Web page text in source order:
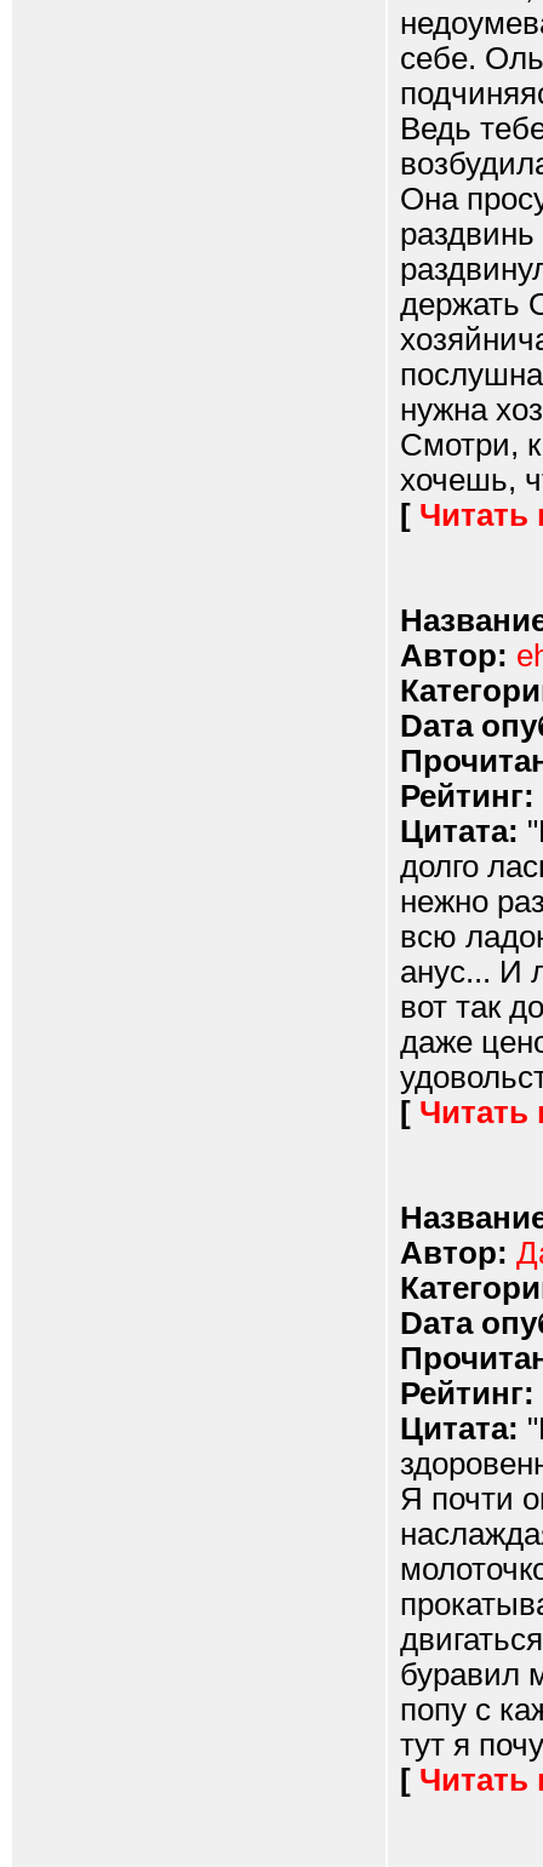
себе.
Ведь
Она
держать
нужна
Смотри,
хочешь,
[ Читать
Автор:
Dата
Рейтинг:
Цитата:
долго
нежно
всю
анус... И
вот так
даже
[ Читать
Автор:
Dата
Рейтинг:
Цитата:
Я почти
буравил
попу с
тут я
[ Читать